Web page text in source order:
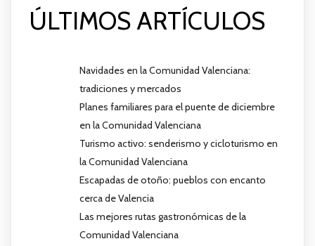
ÚLTIMOS ARTÍCULOS
Navidades en la Comunidad Valenciana:
tradiciones y mercados
Planes familiares para el puente de diciembre
en la Comunidad Valenciana
Turismo activo: senderismo y cicloturismo en
la Comunidad Valenciana
Escapadas de otoño: pueblos con encanto
cerca de Valencia
Las mejores rutas gastronómicas de la
Comunidad Valenciana